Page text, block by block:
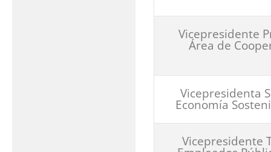
Vicepresidente
Área de
Vicepresidenta
Economía
Vicepresidente